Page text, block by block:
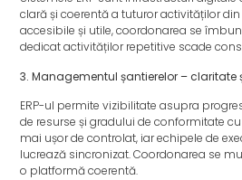
clară și coerentă a tuturor activităților
accesibile și utile, coordonarea se
dedicat activităților repetitive scade
3. Managementul șantierelor – claritate
ERP-ul permite vizibilitate asupra
de resurse și gradului de conformitate
mai ușor de controlat, iar echipele de
lucrează sincronizat. Coordonarea se
o platformă coerentă.